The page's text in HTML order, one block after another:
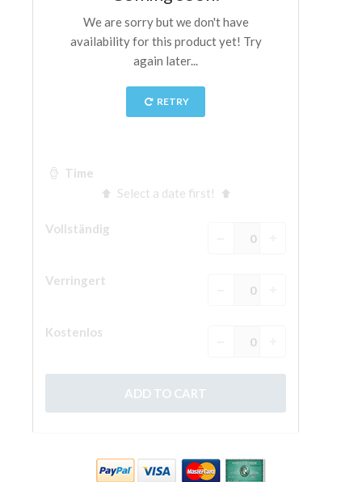
Palazzo Vecchio
Santa Maria Novella
Jetzt buchen
DE